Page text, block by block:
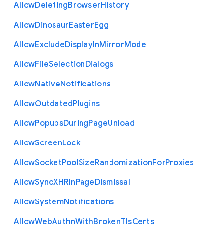
AllowDeletingBrowserHistory
AllowDinosaurEasterEgg
AllowExcludeDisplayInMirrorMode
AllowFileSelectionDialogs
AllowNativeNotifications
AllowOutdatedPlugins
AllowPopupsDuringPageUnload
AllowScreenLock
AllowSocketPoolSizeRandomizationForProxies
AllowSyncXHRInPageDismissal
AllowSystemNotifications
AllowWebAuthnWithBrokenTlsCerts